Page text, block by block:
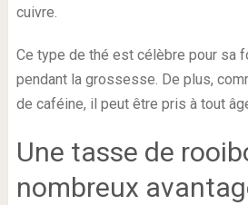
cuivre.
Ce type de thé est célèbre pour sa
pendant la grossesse. De plus,
de caféine, il peut être pris à tout
Une tasse de
nombreux